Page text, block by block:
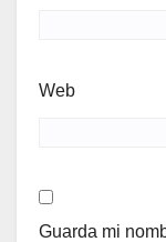
Web
Guarda mi